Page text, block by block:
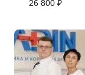
26 800 ₽